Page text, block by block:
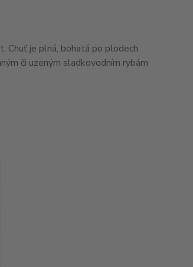
Chuť je plná, bohatá po plodech
či uzeným sladkovodním rybám